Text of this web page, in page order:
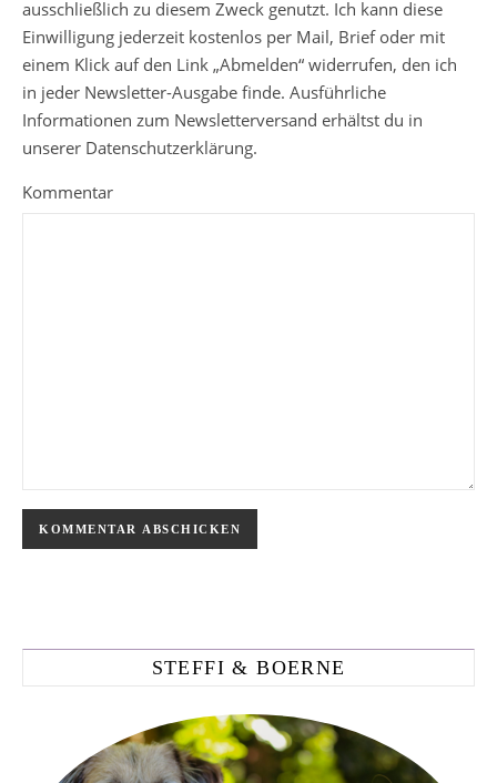
ausschließlich zu diesem Zweck genutzt. Ich kann diese
Einwilligung jederzeit kostenlos per Mail, Brief oder mit
einem Klick auf den Link „Abmelden“ widerrufen, den ich
in jeder Newsletter-Ausgabe finde. Ausführliche
Informationen zum Newsletterversand erhältst du in
unserer Datenschutzerklärung.
Kommentar
STEFFI & BOERNE